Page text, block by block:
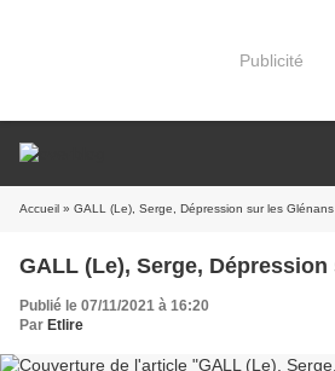
Publicité
Accueil » GALL (Le), Serge, Dépression sur les Glénans
GALL (Le), Serge,
Publié le 07/11/2021 à 16:20
Par Etlire